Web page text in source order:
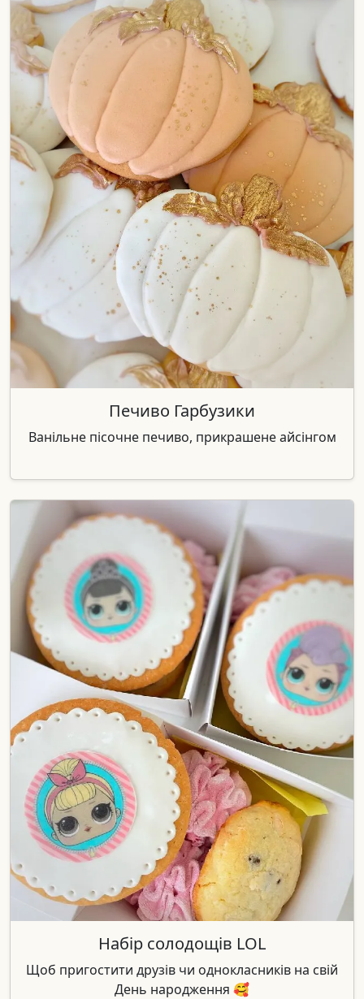
Печиво Гарбузики
Ванільне пісочне печиво, прикрашене айсінгом
Набір солодощів LOL
Щоб пригостити друзів чи однокласників на свій
День народження 🥰